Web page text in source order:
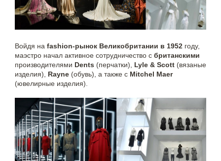
Войдя на fashion-рынок Великобритании в 1952 году,
маэстро начал активное сотрудничество с британскими
производителями Dents (перчатки), Lyle & Scott (вязаные
изделия), Rayne (обувь), а также с Mitchel Maer
(ювелирные изделия).